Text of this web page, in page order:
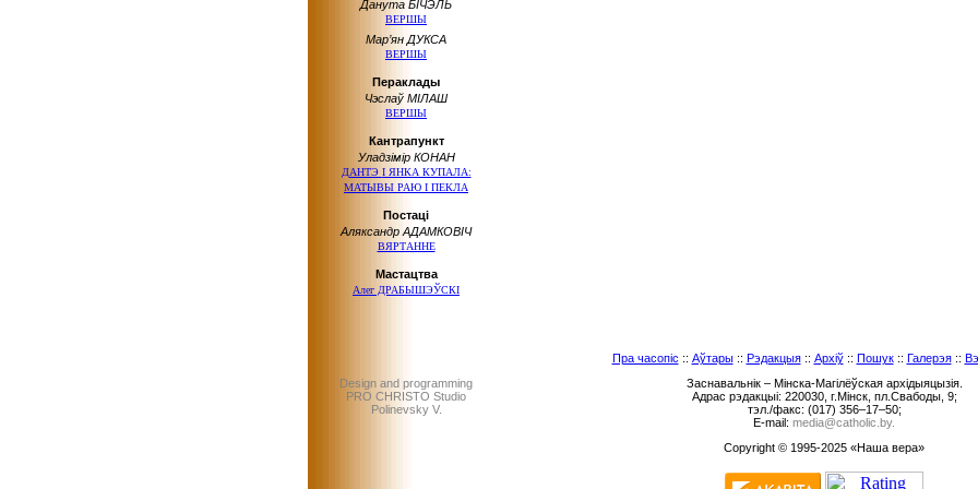
Данута БІЧЭЛЬ
ВЕРШЫ
Мар’ян ДУКСА
ВЕРШЫ
Пераклады
Чэслаў МІЛАШ
ВЕРШЫ
Кантрапункт
Уладзімір КОНАН
ДАНТЭ І ЯНКА КУПАЛА:
МАТЫВЫ РАЮ І ПЕКЛА
Постаці
Аляксандр АДАМКОВІЧ
ВЯРТАННЕ
Мастацтва
Алег ДРАБЫШЭЎСКІ
Design and programming
PRO CHRISTO Studio
Polinevsky V.
Пра часопіс :: Аўтары:: Рэдакцыя:: Архіў:: Пошук:: Галерэя::
Заснавальнік – Мінска-Магілёўская архідыяцызія.
Адрас рэдакцыі: 220030, г.Мінск, пл.Свабоды, 9;
тэл./факс: (017) 356–17–50;
E-mail: media@catholic.by.
Copyright © 1995-2025 «Наша вера»